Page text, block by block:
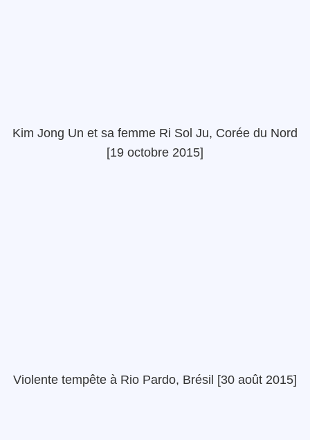
Kim Jong Un et sa femme Ri Sol Ju, Corée du Nord
[19 octobre 2015]
Violente tempête à Rio Pardo, Brésil [30 août 2015]